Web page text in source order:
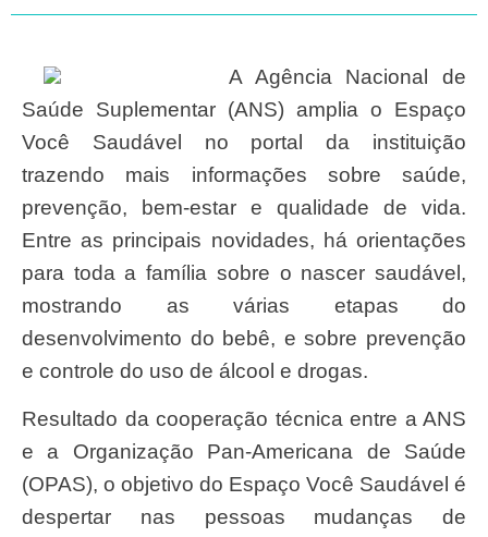
A Agência Nacional de
Saúde Suplementar (ANS) amplia o Espaço
Você Saudável no portal da instituição
trazendo mais informações sobre saúde,
prevenção, bem-estar e qualidade de vida.
Entre as principais novidades, há orientações
para toda a família sobre o nascer saudável,
mostrando as várias etapas do
desenvolvimento do bebê, e sobre prevenção
e controle do uso de álcool e drogas.
Resultado da cooperação técnica entre a ANS
e a Organização Pan-Americana de Saúde
(OPAS), o objetivo do Espaço Você Saudável é
despertar nas pessoas mudanças de